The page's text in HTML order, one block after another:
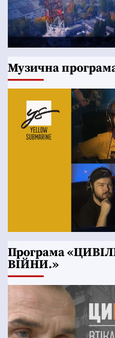
Музична
Програма
ВІЙНИ.»